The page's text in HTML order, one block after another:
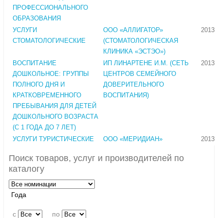
ПРОФЕССИОНАЛЬНОГО
ОБРАЗОВАНИЯ
УСЛУГИ
СТОМАТОЛОГИЧЕСКИЕ
ООО «АЛЛИГАТОР»
(СТОМАТОЛОГИЧЕСКАЯ
КЛИНИКА «ЭСТЭО»)
2013
ВОСПИТАНИЕ
ДОШКОЛЬНОЕ: ГРУППЫ
ПОЛНОГО ДНЯ И
КРАТКОВРЕМЕННОГО
ПРЕБЫВАНИЯ ДЛЯ ДЕТЕЙ
ДОШКОЛЬНОГО ВОЗРАСТА
(С 1 ГОДА ДО 7 ЛЕТ)
ИП ЛИНАРТЕНЕ И.М. (СЕТЬ
ЦЕНТРОВ СЕМЕЙНОГО
ДОВЕРИТЕЛЬНОГО
ВОСПИТАНИЯ)
2013
УСЛУГИ ТУРИСТИЧЕСКИЕ ООО «МЕРИДИАН» 2013
Поиск товаров, услуг и производителей по
каталогу
Года
c по